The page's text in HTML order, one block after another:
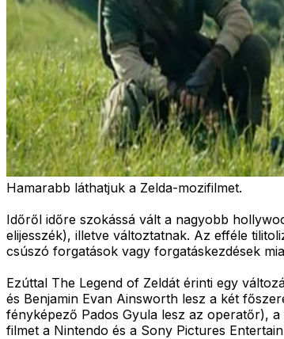
Hamarabb láthatjuk a Zelda-mozifilmet.
Időről időre szokássá vált a nagyobb
elijesszék), illetve változtatnak. Az efféle
csúszó forgatások vagy forgatáskezdések
Ezúttal The Legend of Zeldát érinti egy
és Benjamin Evan Ainsworth lesz a két
fényképező Pados Gyula lesz az operatőr),
filmet a Nintendo és a Sony Pictures